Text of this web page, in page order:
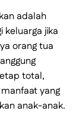
adalah
keluarga jika
orang tua
total,
yang
anak-anak.